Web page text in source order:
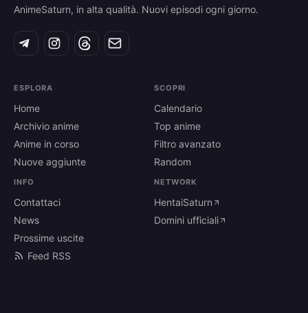
AnimeSaturn, in alta qualità. Nuovi episodi ogni giorno.
ESPLORA
Home
Archivio anime
Anime in corso
Nuove aggiunte
SCOPRI
Calendario
Top anime
Filtro avanzato
Random
INFO
Contattaci
News
Prossime uscite
Feed RSS
NETWORK
HentaiSaturn
Domini ufficiali